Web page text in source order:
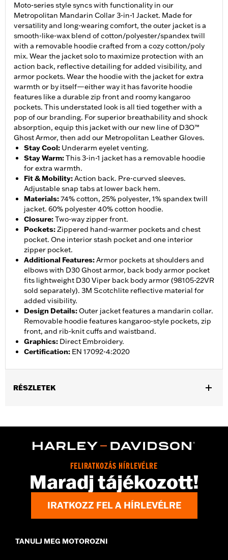
Moto-series style syncs with functionality in our
Metropolitan Mandarin Collar 3-in-1 Jacket. Made for
versatility and long-wearing comfort, the outer jacket is a
smooth-like-wax blend of cotton/polyester/spandex twill
with a removable hoodie crafted from a cozy cotton/poly
mix. Wear the jacket solo to maximize protection with an
action back, reflective detailing for added visibility, and
armor pockets. Wear the hoodie with the jacket for extra
warmth or by itself—either way it has favorite hoodie
features like a durable zip front and roomy kangaroo
pockets. This understated look is all tied together with a
pop of our branding. For superior breathability and shock
absorption, equip this jacket with our new line of D3O™
Ghost Armor, then add our Metropolitan Leather Gloves.
Stay Cool: Underarm eyelet venting.
Stay Warm:This 3-in-1 jacket has a removable hoodie
for extra warmth.
Fit & Mobility:Action back. Pre-curved sleeves.
Adjustable snap tabs at lower back hem.
Materials:74% cotton, 25% polyester, 1% spandex twill
jacket. 60% polyester 40% cotton hoodie.
Closure:Two-way zipper front.
Pockets:Zippered hand-warmer pockets and chest
pocket. One interior stash pocket and one interior
zipper pocket.
Additional Features:Armor pockets at shoulders and
elbows with D30 Ghost armor, back body armor pocket
fits lightweight D30 Viper back body armor (98105-22VR
sold separately). 3M Scotchlite reflective material for
added visibility.
Design Details:Outer jacket features a mandarin collar.
Removable hoodie features kangaroo-style pockets, zip
front, and rib-knit cuffs and waistband.
Graphics: Direct Embroidery.
Certification: EN 17092-4:2020
RÉSZLETEK
Functional Features:Vented,Hooded,Action Back,Two-way
Reflective
2 year limited warranty � Go to
d.com/warranty
for full details
Jacket Style:3-in-1
FELIRATKOZÁS HÍRLEVÉLRE
Maradj tájékozott!
IRATKOZZ FEL A HÍRLEVÉLRE
TANULJ MEG MOTOROZNI